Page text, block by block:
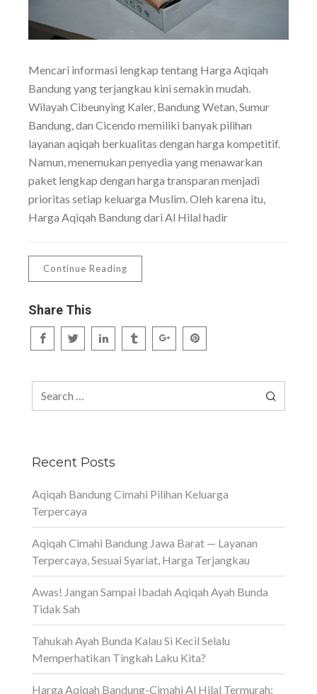
Mencari informasi lengkap tentang Harga Aqiqah
Bandung yang terjangkau kini semakin mudah.
Wilayah Cibeunying Kaler, Bandung Wetan, Sumur
Bandung, dan Cicendo memiliki banyak pilihan
layanan aqiqah berkualitas dengan harga kompetitif.
Namun, menemukan penyedia yang menawarkan
paket lengkap dengan harga transparan menjadi
prioritas setiap keluarga Muslim. Oleh karena itu,
Harga Aqiqah Bandung dari Al Hilal hadir
Continue Reading
Share This
Recent Posts
Aqiqah Bandung Cimahi Pilihan Keluarga
Terpercaya
Aqiqah Cimahi Bandung Jawa Barat — Layanan
Terpercaya, Sesuai Syariat, Harga Terjangkau
Awas! Jangan Sampai Ibadah Aqiqah Ayah Bunda
Tidak Sah
Tahukah Ayah Bunda Kalau Si Kecil Selalu
Memperhatikan Tingkah Laku Kita?
Harga Aqiqah Bandung-Cimahi Al Hilal Termurah: